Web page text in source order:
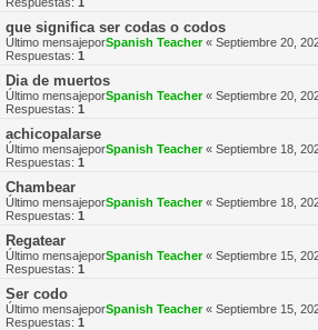
que significa ser codas o codos
Último mensajeporSpanish Teacher« Septiembre 20,
Respuestas: 1
Dia de muertos
Último mensajeporSpanish Teacher« Septiembre 20,
Respuestas: 1
achicopalarse
Último mensajeporSpanish Teacher« Septiembre 18,
Respuestas: 1
Chambear
Último mensajeporSpanish Teacher« Septiembre 18,
Respuestas: 1
Regatear
Último mensajeporSpanish Teacher« Septiembre 15,
Respuestas: 1
Ser codo
Último mensajeporSpanish Teacher« Septiembre 15,
Respuestas: 1